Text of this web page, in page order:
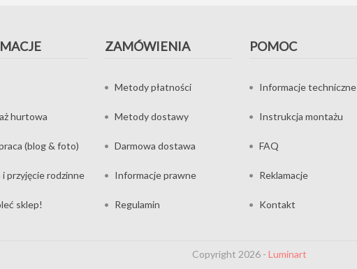
hurtowa
(blog & foto)
i przyjęcie rodzinne
sklep!
ZAMÓWIENIA
Metody płatności
Metody dostawy
Darmowa dostawa
Informacje prawne
Regulamin
POMOC
Informacje techniczne
Instrukcja montażu
FAQ
Reklamacje
Kontakt
Copyright 2026 - Luminart